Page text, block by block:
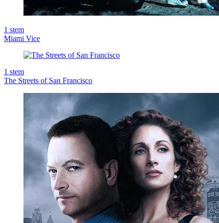
1 stem
Miami Vice
1 stem
The Streets of San Francisco